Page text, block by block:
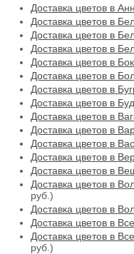
Доставка цветов в
Доставка цветов в
Доставка цветов в
Доставка цветов в
Доставка цветов в
Доставка цветов в
Доставка цветов в
Доставка цветов в
Доставка цветов в
Доставка цветов в
Доставка цветов в
Доставка цветов в
Доставка цветов в
Доставка цветов в
руб.)
Доставка цветов в
Доставка цветов в
Доставка цветов в
руб.)